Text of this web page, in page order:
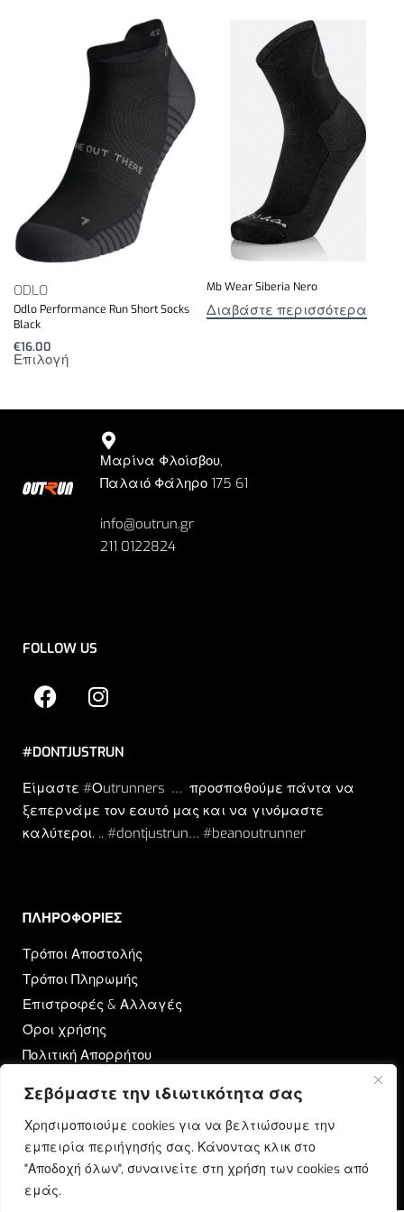
Σεβόμαστε την ιδιωτικότητα σας
Χρησιμοποιούμε cookies για να βελτιώσουμε την
εμπειρία περιήγησής σας. Κάνοντας κλικ στο
"Αποδοχή όλων", συναινείτε στη χρήση των cookies από
εμάς.
ODLO
Odlo Performance Run Short Socks
Black
€16.00
Επιλογή
Mb Wear Siberia Nero
Διαβάστε περισσότερα
Μαρίνα Φλοίσβου,
Παλαιό Φάληρο 175 61
info@outrun.gr
211 0122824
FOLLOW US
#DONTJUSTRUN
Είμαστε #Οutrunners … προσπαθούμε πάντα να
ξεπερνάμε τον εαυτό μας και να γινόμαστε
καλύτεροι. .. #dontjustrun… #beanoutrunner
ΠΛΗΡΟΦΟΡΙΕΣ​
Τρόποι Αποστολής
Τρόποι Πληρωμής
Επιστροφές & Αλλαγές
Όροι χρήσης
Πολιτική Απορρήτου
OUTRUN
Ποιοι Είμαστε
Επικοινωνία
Blog